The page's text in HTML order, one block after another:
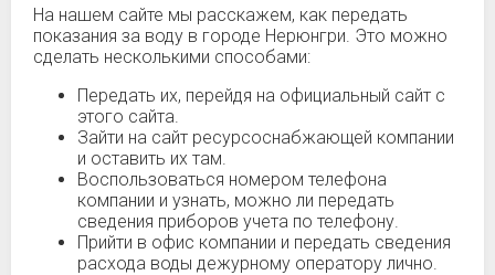
На нашем сайте мы расскажем, как передать
показания за воду в городе Нерюнгри. Это можно
сделать несколькими способами:
Передать их, перейдя на официальный сайт с
этого сайта.
Зайти на сайт ресурсоснабжающей компании
и оставить их там.
Воспользоваться номером телефона
компании и узнать, можно ли передать
сведения приборов учета по телефону.
Прийти в офис компании и передать сведения
расхода воды дежурному оператору лично.